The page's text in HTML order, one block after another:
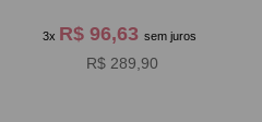
3x R$ 96,63sem juros
R$ 289,90